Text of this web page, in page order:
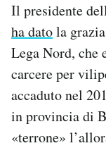
Area
Notifiche
Regala il Post
Hai bisogno
Esci
Il presidente
ha datola
Lega Nord, che
carcere per
accaduto nel
in provincia di
«terrone»